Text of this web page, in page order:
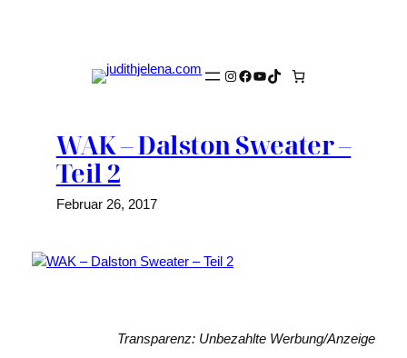
Instagram
Facebook
YouTube
TikTok
WAK – Dalston Sweater –
Teil 2
Februar 26, 2017
Transparenz: Unbezahlte Werbung/Anzeige